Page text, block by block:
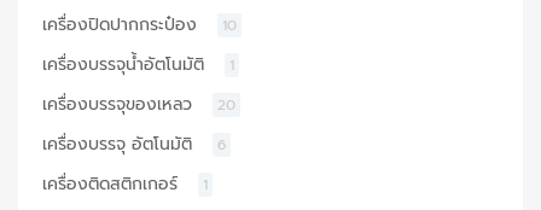
เครื่องปิดปากกระป๋อง 10
เครื่องบรรจุน้ำอัตโนมัติ 1
เครื่องบรรจุของเหลว 20
เครื่องบรรจุ อัตโนมัติ 6
เครื่องติดสติกเกอร์ 1